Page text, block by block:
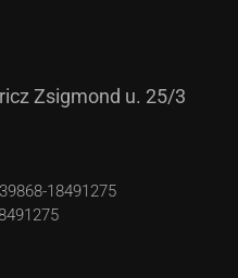
Zsigmond u. 25/3
18491275